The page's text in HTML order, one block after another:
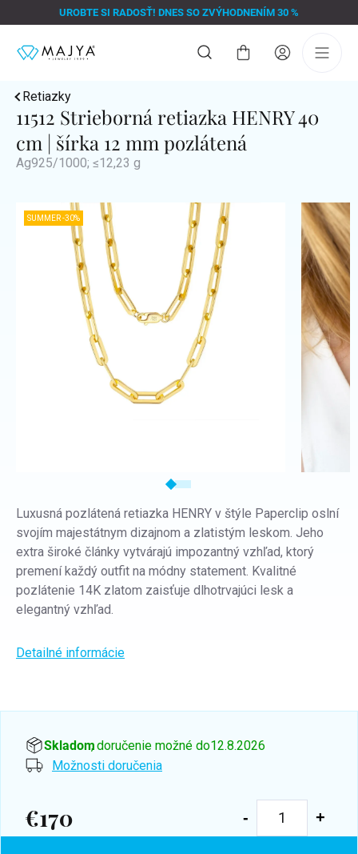
na
UROBTE SI RADOSŤ! DNES SO ZVÝHODNENÍM 30 %
Nákupný
Retiazky
11512 Strieborná retiazka HENRY 40
cm | šírka 12 mm pozlátená
Ag925/1000; ≤12,23 g
SUMMER -30%
Luxusná pozlátená retiazka HENRY v štýle Paperclip oslní
svojím majestátnym dizajnom a zlatistým leskom. Jeho
extra široké články vytvárajú impozantný vzhľad, ktorý
premení každý outfit na módny statement. Kvalitné
pozlátenie 14K zlatom zaisťuje dlhotrvajúci lesk a
elegantný vzhľad.
Detailné informácie
Skladom, doručenie možné do12.8.2026
Možnosti doručenia
€170
Jednotková